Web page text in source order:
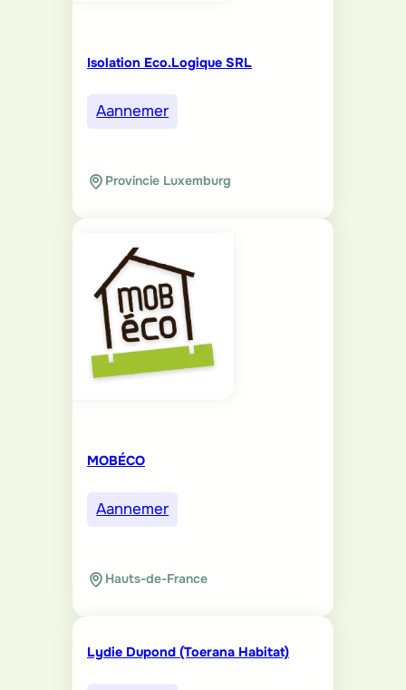
Isolation Eco.Logique SRL
Aannemer
Provincie Luxemburg
MOBÉCO
Aannemer
Hauts-de-France
Lydie Dupond (Toerana Habitat)